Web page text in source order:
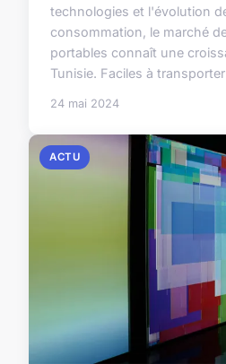
technologies et l'évolution
consommation, le marché
portables connaît une
Tunisie. Faciles à
24 mai 2024
ACTU